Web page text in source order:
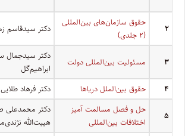
۲
حقوق سازمان‌های بین‌المللی
(۲ جلدی)
دکتر سیدقاسم
۳ مسئولیت بین‌المللی دولت
دکتر سیدجمال
ابراهیم‌گل
۴
حقوق بین‌الملل دریاها دکتر فرهاد طلایی
۵
حل و فصل مسالمت‌ آمیز
اختلافات بین‌المللی
دکتر محمدعلی
هیبت‌الله